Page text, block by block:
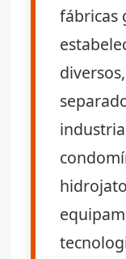
fábricas